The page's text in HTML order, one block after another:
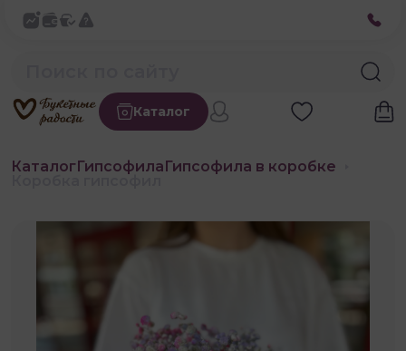
Каталог
КаталогГипсофилаГипсофила в коробке